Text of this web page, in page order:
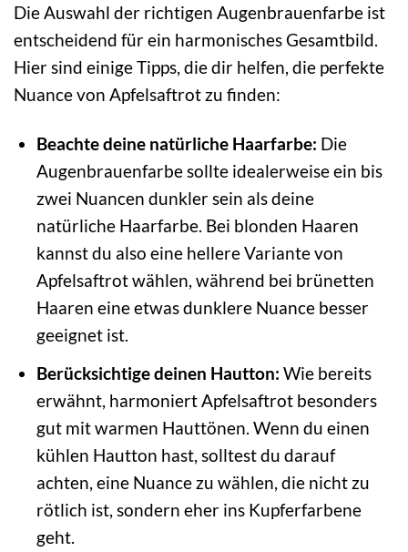
Die Auswahl der richtigen Augenbrauenfarbe ist
entscheidend für ein harmonisches Gesamtbild.
Hier sind einige Tipps, die dir helfen, die perfekte
Nuance von Apfelsaftrot zu finden:
Beachte deine natürliche Haarfarbe: Die
Augenbrauenfarbe sollte idealerweise ein bis
zwei Nuancen dunkler sein als deine
natürliche Haarfarbe. Bei blonden Haaren
kannst du also eine hellere Variante von
Apfelsaftrot wählen, während bei brünetten
Haaren eine etwas dunklere Nuance besser
geeignet ist.
Berücksichtige deinen Hautton: Wie bereits
erwähnt, harmoniert Apfelsaftrot besonders
gut mit warmen Hauttönen. Wenn du einen
kühlen Hautton hast, solltest du darauf
achten, eine Nuance zu wählen, die nicht zu
rötlich ist, sondern eher ins Kupferfarbene
geht.